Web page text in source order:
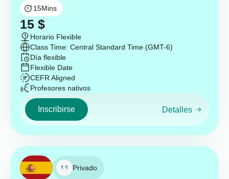
15Mins
15 $
Horario Flexible
Class Time: Central Standard Time (GMT-6)
Día flexible
Flexible Date
CEFR Aligned
Profesores nativos
Inscribirse Detalles
Privado